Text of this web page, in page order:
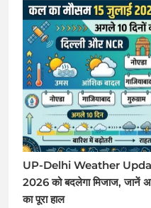
UP-Delhi Weather
2026 को बदलेगा मिजाज, जानें
का पूरा हाल